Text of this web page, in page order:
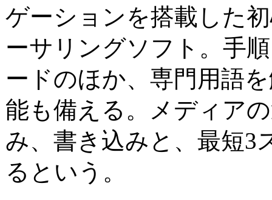
ゲーションを搭載した
ーサリングソフト。手
ードのほか、専門用語
能も備える。メディア
み、書き込みと、最短3
るという。